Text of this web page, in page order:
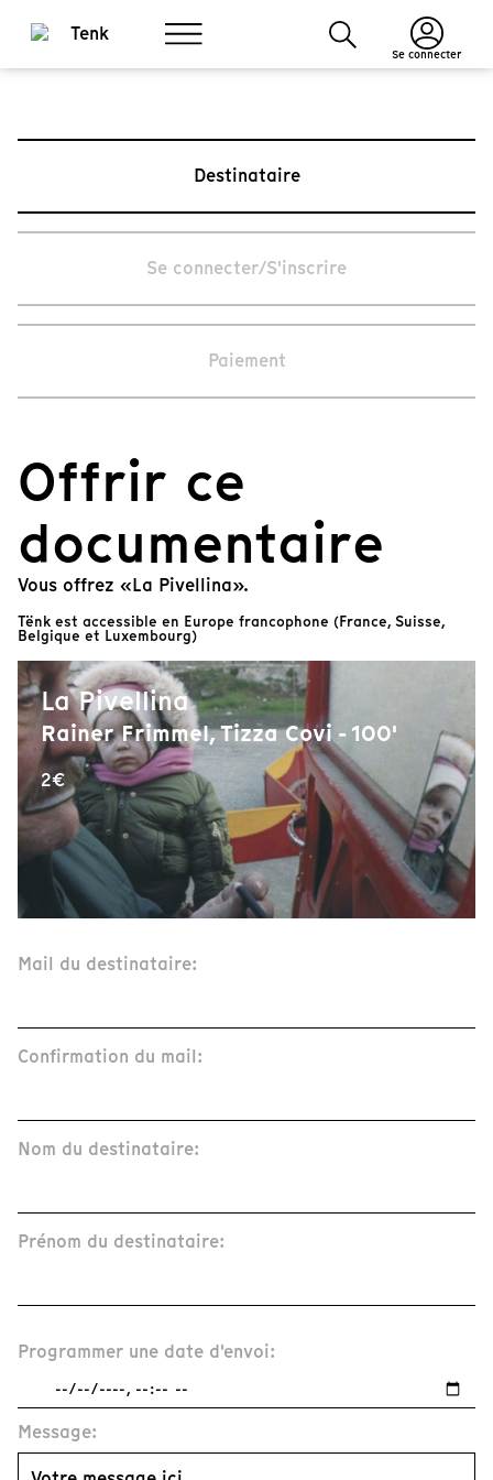
Se connecter
Destinataire
Se connecter/S'inscrire
Paiement
Offrir ce
documentaire
Vous offrez «La Pivellina».
Tënk est accessible en Europe francophone (France, Suisse,
Belgique et Luxembourg)
La Pivellina
Rainer Frimmel, Tizza Covi - 100'
2€
Mail du destinataire:
Confirmation du mail:
Nom du destinataire:
Prénom du destinataire:
Programmer une date d'envoi:
Message: